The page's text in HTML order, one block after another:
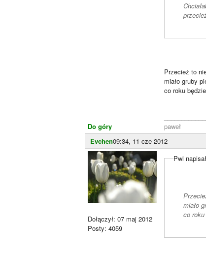
Do góry
Przecież to
miało gruby
co roku
paweł
Evchen09:34, 11 cze 2012
Dołączył: 07 maj 2012
Posty: 4059
Pwl
miało
co